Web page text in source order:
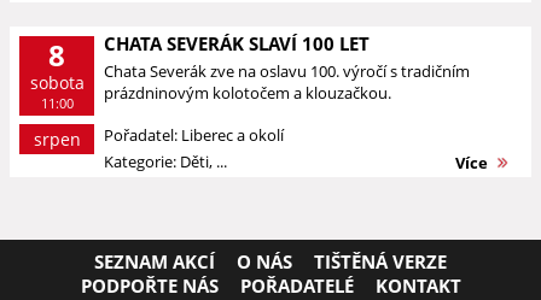
8
sobota
11:00
srpen
CHATA SEVERÁK SLAVÍ 100 LET
Chata Severák zve na oslavu 100. výročí s tradičním
prázdninovým kolotočem a klouzačkou.
Pořadatel: Liberec a okolí
Kategorie: Děti, ...
Více
SEZNAM AKCÍ O NÁS
TIŠTĚNÁ VERZE
PODPOŘTE NÁS
POŘADATELÉ KONTAKT